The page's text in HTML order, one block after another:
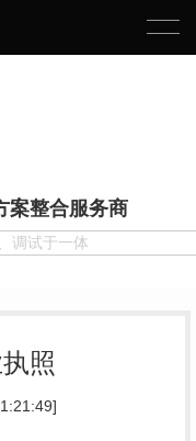
案整合服务商
调试于一体
照